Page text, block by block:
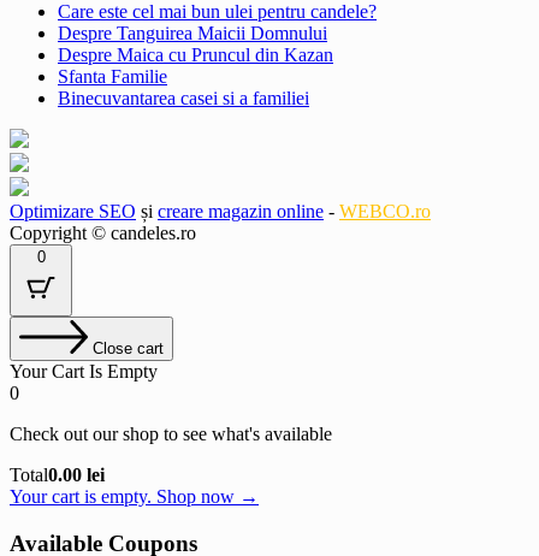
Care este cel mai bun ulei pentru candele?
Despre Tanguirea Maicii Domnului
Despre Maica cu Pruncul din Kazan
Sfanta Familie
Binecuvantarea casei si a familiei
Optimizare SEO și creare magazin online - WEBCO.ro
Copyright © candeles.ro
0
Close cart
Your Cart Is Empty
0
Check out our shop to see what's available
Cart
Total:
Total0.00 lei
Your cart is empty. Shop now →
Available Coupons